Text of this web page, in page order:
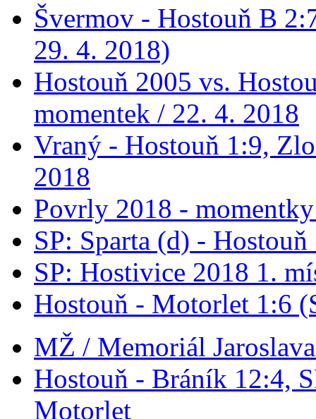
Švermov - Hostouň B
29. 4. 2018)
Hostouň 2005 vs.
momentek / 22. 4. 2018
Vraný - Hostouň 1:9,
2018
Povrly 2018 -
SP: Sparta (d) - Hostouň
SP: Hostivice 2018 1.
Hostouň - Motorlet 1:6
MŽ / Memoriál
Hostouň - Bráník 12:4,
Motorlet